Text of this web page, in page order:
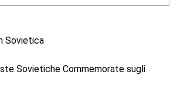
Sovietica
Sovietiche Commemorate sugli